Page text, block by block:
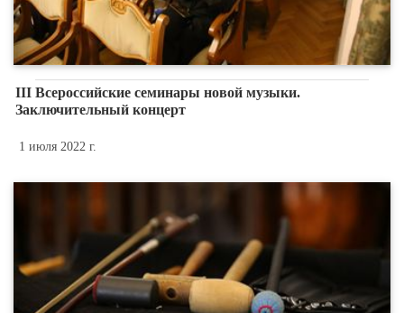
III Всероссийские семинары новой музыки.
Заключительный концерт
1 июля 2022 г.